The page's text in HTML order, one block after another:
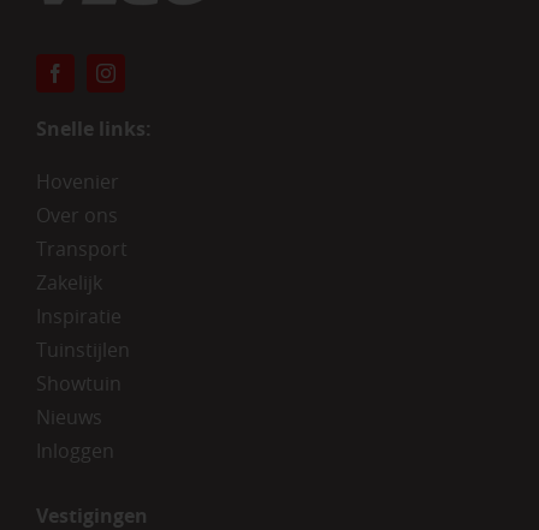
Snelle links:
Hovenier
Over ons
Transport
Zakelijk
Inspiratie
Tuinstijlen
Showtuin
Nieuws
Inloggen
Vestigingen